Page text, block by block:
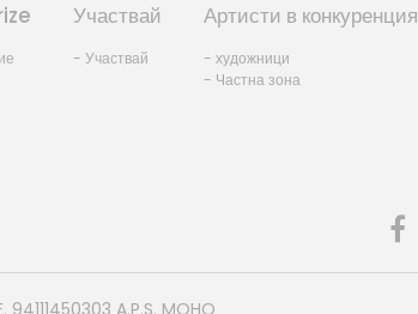
Участвай
- Участвай
Артисти в конкуренция
- художници
- Частна зона